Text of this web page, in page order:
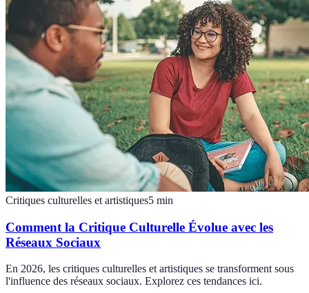
Critiques culturelles et artistiques5 min
Comment la Critique Culturelle Évolue avec les
Réseaux Sociaux
En 2026, les critiques culturelles et artistiques se transforment sous
l'influence des réseaux sociaux. Explorez ces tendances ici.